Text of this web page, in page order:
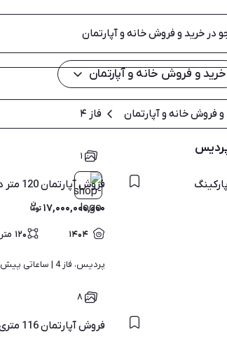
خرید و فروش خانه و آپارتمان
و فروش خانه و آپارتمان فاز ۴
۱
فروش آپارتمان 120 متر در فاز 4
۱۷,۰۰۰,۰۰۰,۰۰۰
۱۴۰۴ ۱۲۰ متر
پردیس، فاز 4 | ساعاتی پیش
۸
فروش آپارتمان 116 متری شخصی ساز ،لوکس در فاز 8 پردیس.